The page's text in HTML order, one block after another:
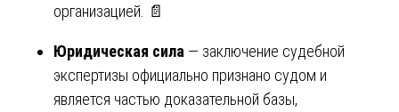
организацией. 📄
Юридическая сила — заключение судебной
экспертизы официально признано судом и
является частью доказательной базы,